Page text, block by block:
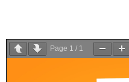
Page 1 / 1